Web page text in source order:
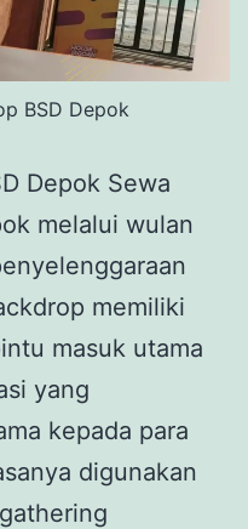
BSD Depok
Depok Sewa
melalui wulan
memiliki
masuk utama
yang
kepada para
digunakan